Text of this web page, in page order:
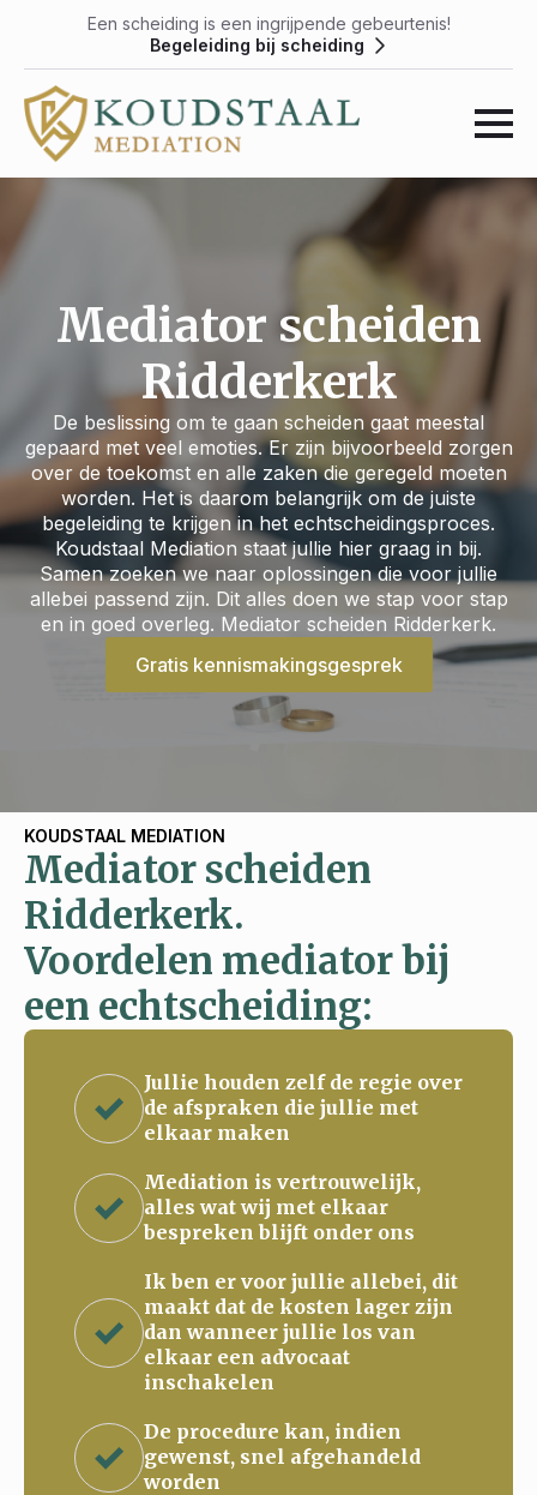
Een scheiding is een ingrijpende gebeurtenis!
Begeleiding bij scheiding
Mediator scheiden
Ridderkerk
De beslissing om te gaan scheiden gaat meestal
gepaard met veel emoties. Er zijn bijvoorbeeld zorgen
over de toekomst en alle zaken die geregeld moeten
worden. Het is daarom belangrijk om de juiste
begeleiding te krijgen in het echtscheidingsproces.
Koudstaal Mediation staat jullie hier graag in bij.
Samen zoeken we naar oplossingen die voor jullie
allebei passend zijn. Dit alles doen we stap voor stap
en in goed overleg. Mediator scheiden Ridderkerk.
Gratis kennismakingsgesprek
KOUDSTAAL MEDIATION
Mediator scheiden
Ridderkerk.
Voordelen mediator bij
een echtscheiding:
Jullie houden zelf de regie over
de afspraken die jullie met
elkaar maken
Mediation is vertrouwelijk,
alles wat wij met elkaar
bespreken blijft onder ons
Ik ben er voor jullie allebei, dit
maakt dat de kosten lager zijn
dan wanneer jullie los van
elkaar een advocaat
inschakelen
De procedure kan, indien
gewenst, snel afgehandeld
worden